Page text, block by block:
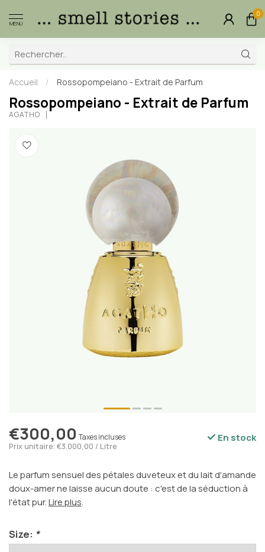
MENU
0
Accueil / Rossopompeiano - Extrait de Parfum
Rossopompeiano - Extrait de Parfum
AGATHO
€300,00 Taxes incluses
Prix unitaire: €3.000,00 / Litre
En stock
Le parfum sensuel des pétales duveteux et du lait d'amande
doux-amer ne laisse aucun doute : c'est de la séduction à
l'état pur.Lire plus.
Size: *